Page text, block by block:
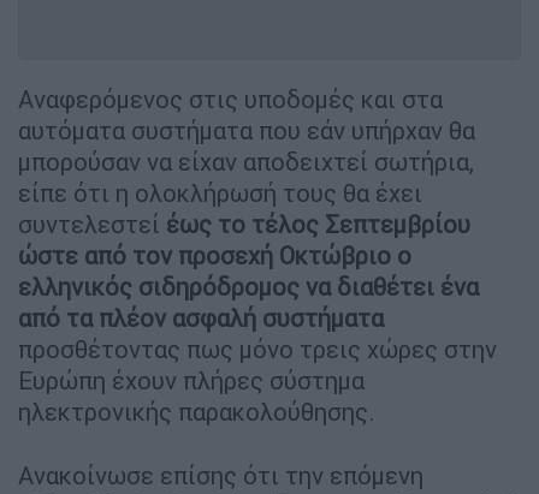
Αναφερόμενος στις υποδομές και στα
αυτόματα συστήματα που εάν υπήρχαν θα
μπορούσαν να είχαν αποδειχτεί σωτήρια,
είπε ότι η ολοκλήρωσή τους θα έχει
συντελεστεί έως το τέλος Σεπτεμβρίου
ώστε από τον προσεχή Οκτώβριο ο
ελληνικός σιδηρόδρομος να διαθέτει ένα
από τα πλέον ασφαλή συστήματα
προσθέτοντας πως μόνο τρεις χώρες στην
Ευρώπη έχουν πλήρες σύστημα
ηλεκτρονικής παρακολούθησης.
Ανακοίνωσε επίσης ότι την επόμενη